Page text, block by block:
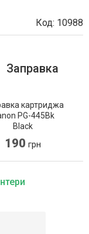
Код: 10988
Заправка
картриджа
PG-445Bk
Black
190 грн